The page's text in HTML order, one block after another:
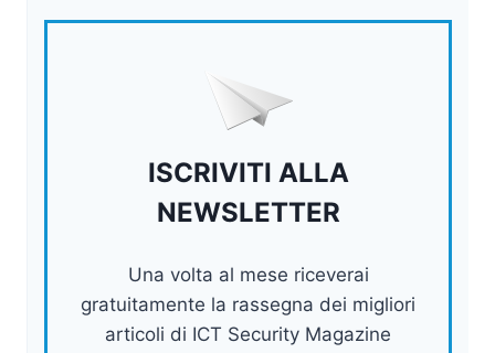
ISCRIVITI ALLA
NEWSLETTER
Una volta al mese riceverai
gratuitamente la rassegna dei migliori
articoli di ICT Security Magazine